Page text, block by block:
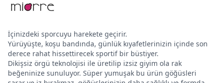
İçinizdeki sporcuyu harekete geçirir.
Yürüyüşte, koşu bandında, günlük kıyafetlerinizin içinde son
derece rahat hissettirecek sportif bir büstiyer.
Dikişsiz örgü teknolojisi ile üretilip izsiz giyim ola rak
beğeninize sunuluyor. Süper yumuşak bu ürün göğüsleri